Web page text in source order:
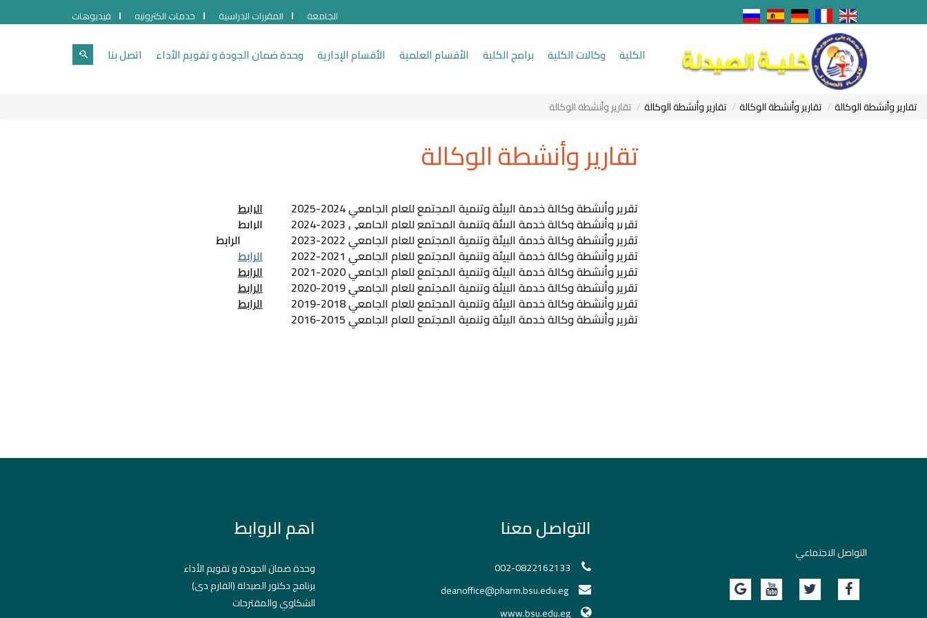
الجامعة المقررات الدراسية خدمات الكترونيه فيديوهات
الكلية وكالات الكلية برامج الكلية الأقسام العلمية الأقسام الإدارية وحدة ضمان الجودة و تقويم الأداء اتصل بنا
تقارير وأنشطة الوكالة تقارير وأنشطة الوكالة تقارير وأنشطة الوكالة تقارير وأنشطة الوكالة
تقارير وأنشطة الوكالة
تقرير وأنشطة وكالة خدمة البيئة وتنمية المجتمع للعام الجامعي 2024-2025 الرابط
تقرير وأنشطة وكالة خدمة البيئة وتنمية المجتمع للعام الجامعي 2023-2024 الرابط
تقرير وأنشطة وكالة خدمة البيئة وتنمية المجتمع للعام الجامعي 2022-2023 الرابط
تقرير وأنشطة وكالة خدمة البيئة وتنمية المجتمع للعام الجامعي 2021-2022 الرابط
تقرير وأنشطة وكالة خدمة البيئة وتنمية المجتمع للعام الجامعي 2020-2021 الرابط
تقرير وأنشطة وكالة خدمة البيئة وتنمية المجتمع للعام الجامعي 2019-2020 الرابط
تقرير وأنشطة وكالة خدمة البيئة وتنمية المجتمع للعام الجامعي 2018-2019 الرابط
تقرير وأنشطة وكالة خدمة البيئة وتنمية المجتمع للعام الجامعي 2015-2016
التواصل الاجتماعي
التواصل معنا
002-0822162133
www.bsu.edu.eg
اهم الروابط
وحدة ضمان الجودة و تقويم الأداء
برنامج دكتور الصيدلة (الفارم دى)
الشكاوي والمقترحات